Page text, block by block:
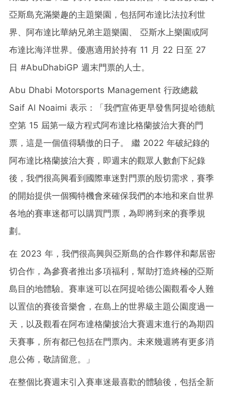
亞斯島充滿樂趣的主題樂園，包括阿布達比法拉利世
界、阿布達比華納兄弟主題樂園、 亞斯水上樂園或阿
布達比海洋世界。優惠適用於持有 11 月 22 日至 27
日 #AbuDhabiGP 週末門票的人士。
Abu Dhabi Motorsports Management 行政總裁
Saif Al Noaimi 表示：「我們宣佈更早發售阿提哈德航
空第 15 屆第一級方程式阿布達比格蘭披治大賽的門
票，這是一個值得驕傲的日子。 繼 2022 年破紀錄的
阿布達比格蘭披治大賽，即週末的觀眾人數創下紀錄
後，我們很高興看到國際車迷對門票的殷切需求，賽季
的開始提供一個獨特機會來確保我們的本地和來自世界
各地的賽車迷都可以購買門票，為即將到來的賽季規
劃。
在 2023 年，我們很高興與亞斯島的合作夥伴和鄰居密
切合作，為參賽者推出多項福利，幫助打造終極的亞斯
島目的地體驗。賽車迷可以在阿提哈德公園觀看令人難
以置信的賽後音樂會，在島上的世界級主題公園度過一
天，以及觀看在阿布達格蘭披治大賽週末進行的為期四
天賽事，所有都已包括在門票內。未來幾週將有更多消
息公佈，敬請留意。」
在整個比賽週末引入賽車迷最喜歡的體驗後，包括全新